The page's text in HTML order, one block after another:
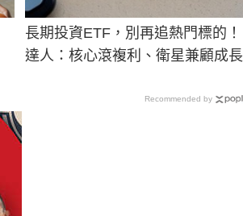
長期投資ETF，別再追熱門標的！
達人：核心滾複利、衛星兼顧成長
Recommended by